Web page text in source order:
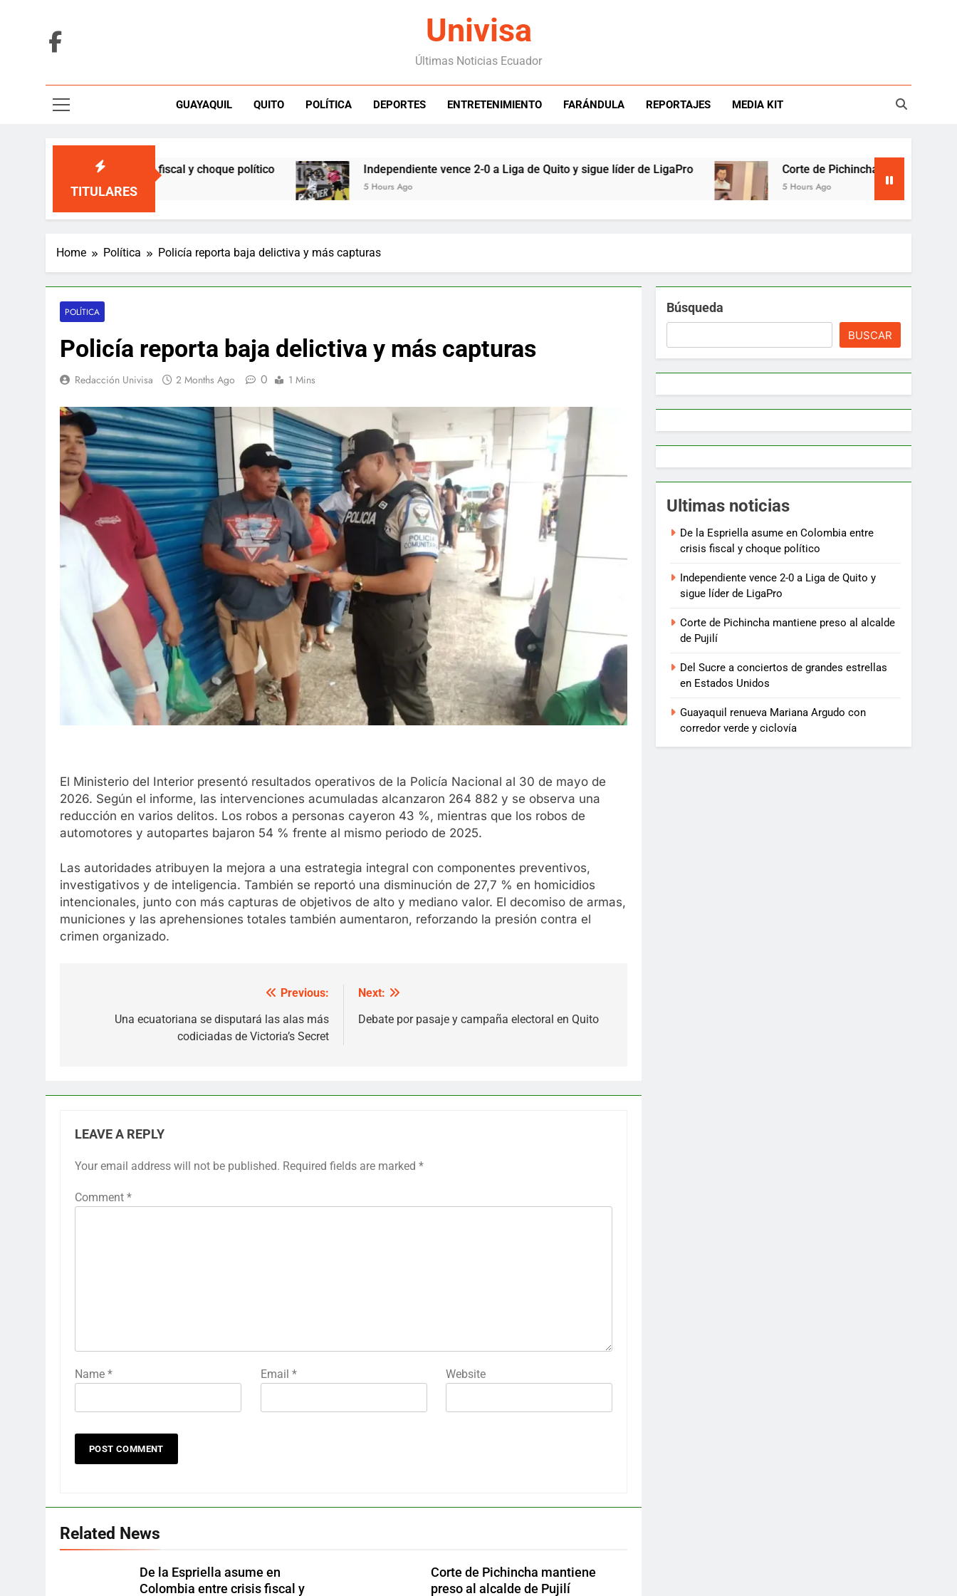
Univisa
Últimas Noticias Ecuador
GUAYAQUIL QUITO POLÍTICA DEPORTES ENTRETENIMIENTO FARÁNDULA REPORTAJES MEDIA KIT
TITULARES
entre crisis fiscal y choque político Independiente vence 2-0 a Liga de Quito y sigue líder de LigaPro
5 Hours Ago
Corte de Pichincha mantiene preso al
5 Hours Ago
Home Política Policía reporta baja delictiva y más capturas
POLÍTICA
Policía reporta baja delictiva y más capturas
Redacción Univisa 2 Months Ago 0 1 Mins
El Ministerio del Interior presentó resultados operativos de la Policía Nacional al 30 de mayo de
2026. Según el informe, las intervenciones acumuladas alcanzaron 264 882 y se observa una
reducción en varios delitos. Los robos a personas cayeron 43 %, mientras que los robos de
automotores y autopartes bajaron 54 % frente al mismo periodo de 2025.
Las autoridades atribuyen la mejora a una estrategia integral con componentes preventivos,
investigativos y de inteligencia. También se reportó una disminución de 27,7 % en homicidios
intencionales, junto con más capturas de objetivos de alto y mediano valor. El decomiso de armas,
municiones y las aprehensiones totales también aumentaron, reforzando la presión contra el
crimen organizado.
navigation
Previous:
Una ecuatoriana se disputará las alas más
codiciadas de Victoria’s Secret
Next:
Debate por pasaje y campaña electoral en Quito
LEAVE A REPLY
Your email address will not be published. Required fields are marked *
Comment *
Name * Email * Website
Related News
De la Espriella asume en
Colombia entre crisis fiscal y
Corte de Pichincha mantiene
preso al alcalde de Pujilí
Búsqueda
BUSCAR
Ultimas noticias
De la Espriella asume en Colombia entre
crisis fiscal y choque político
Independiente vence 2-0 a Liga de Quito y
sigue líder de LigaPro
Corte de Pichincha mantiene preso al alcalde
de Pujilí
Del Sucre a conciertos de grandes estrellas
en Estados Unidos
Guayaquil renueva Mariana Argudo con
corredor verde y ciclovía